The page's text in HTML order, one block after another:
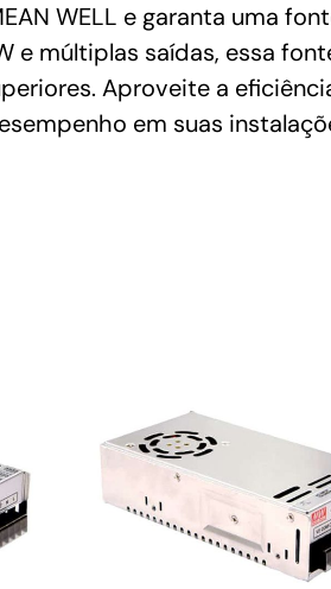
WELL e garanta uma
múltiplas saídas, essa
Aproveite a
em suas